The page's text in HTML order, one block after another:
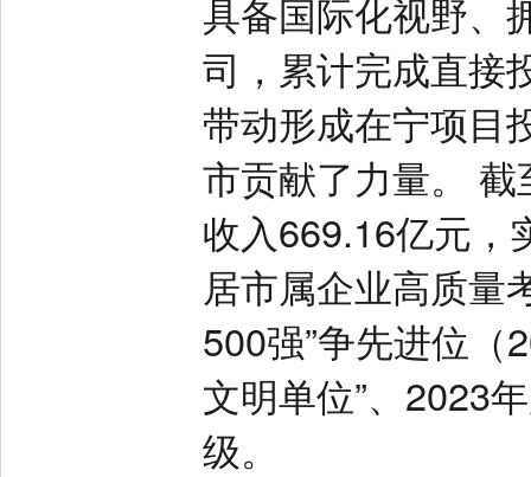
具备国际化视野、
司，累计完成直接
带动形成在宁项目
市贡献了力量。
收入669.16亿元，
居市属企业高质量
500强”争先进位（
文明单位”、2023
级。